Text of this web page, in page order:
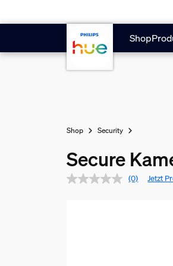
Shop
Shop Security
Secure
(0) Jetzt